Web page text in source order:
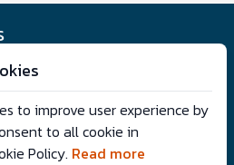
to improve user experience by
to all cookie in
Policy. Read more
บข้อตกลง